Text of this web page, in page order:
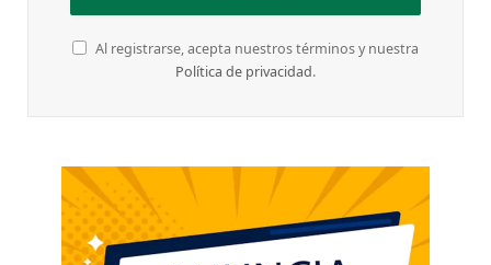
Al registrarse, acepta nuestros términos y nuestra
Política de privacidad.